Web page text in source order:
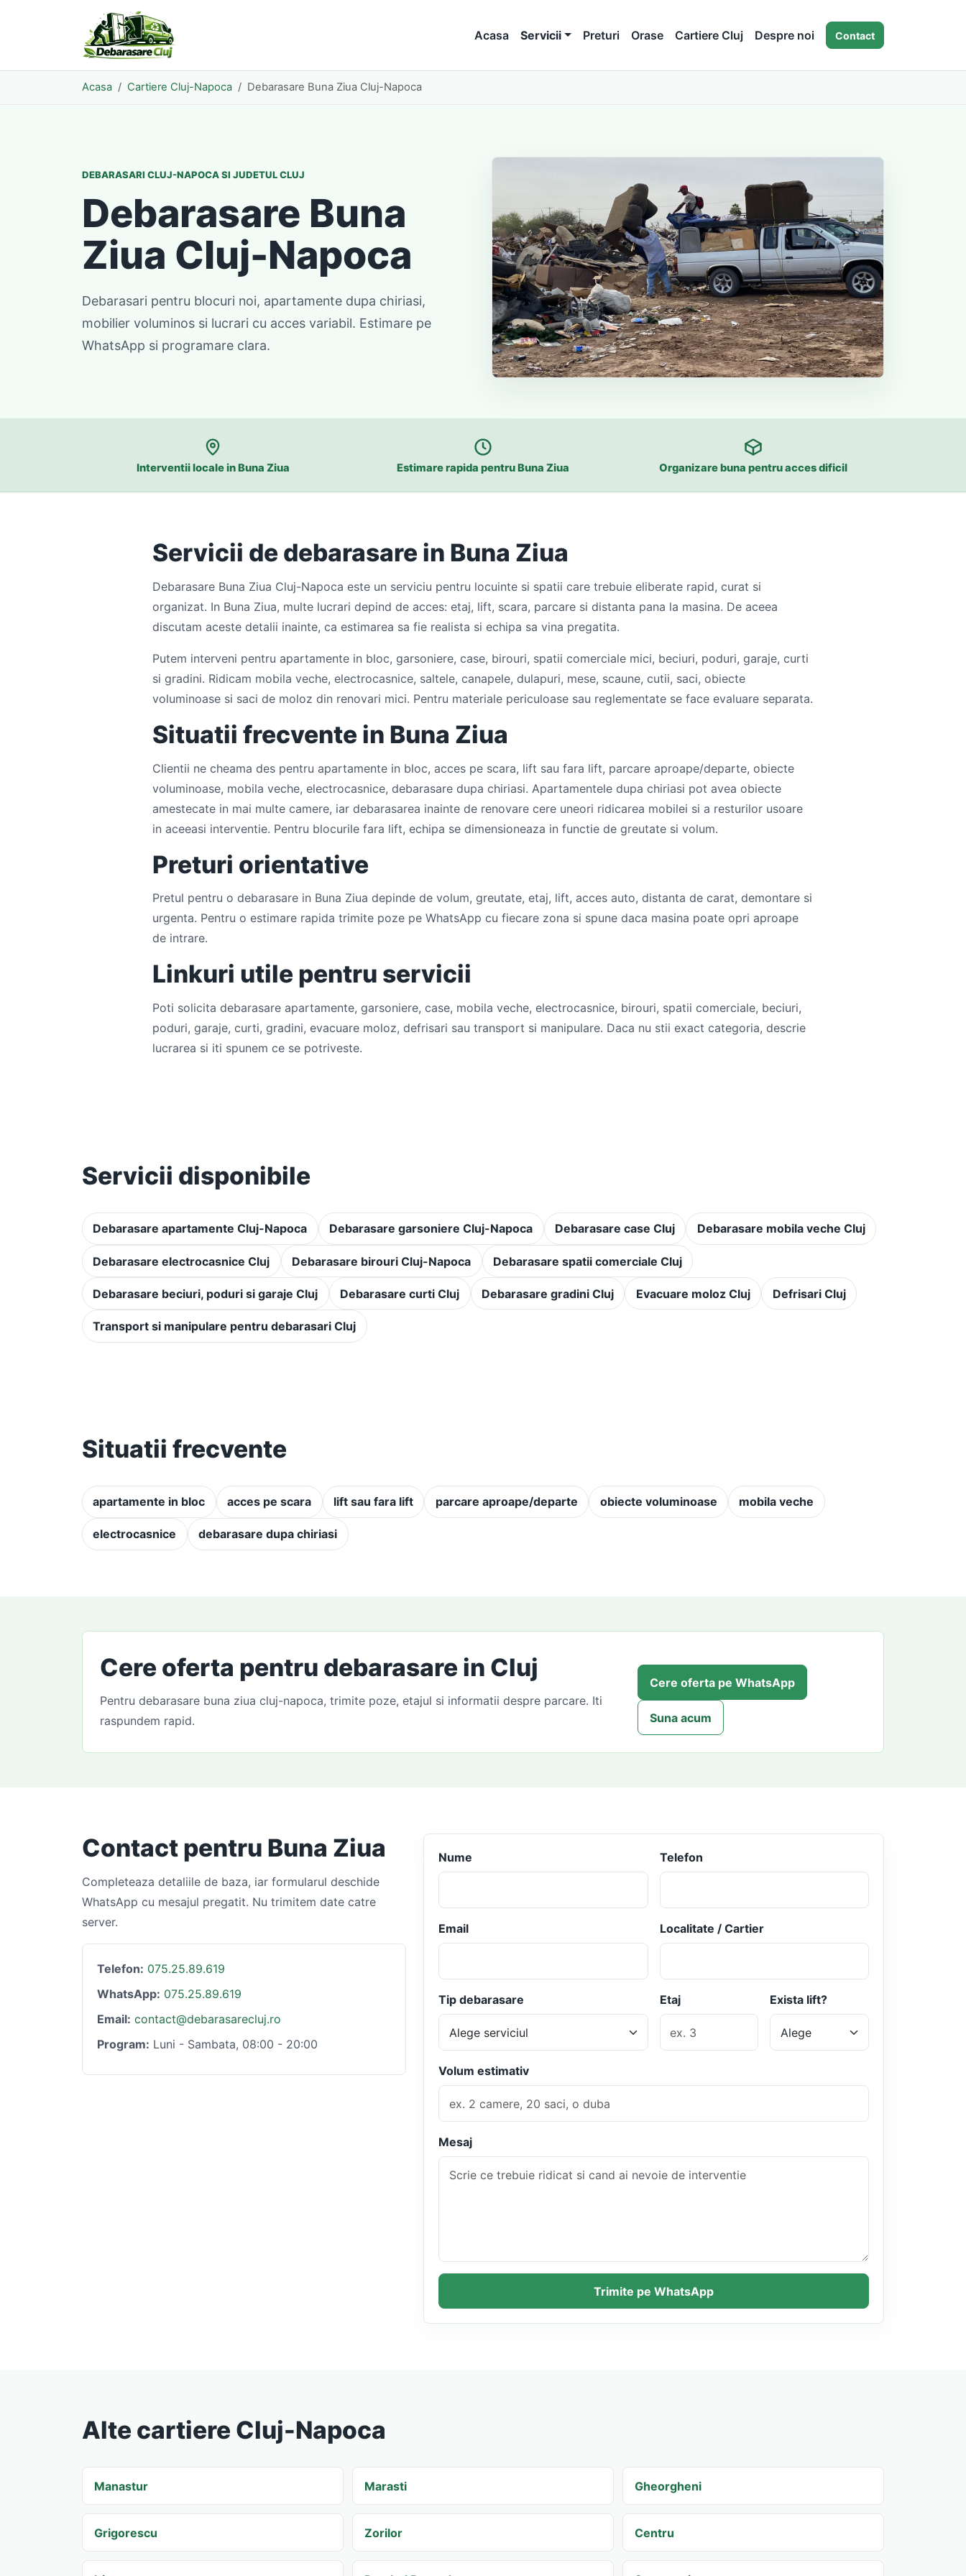
Acasa Servicii Preturi Orase Cartiere Cluj Despre noi Contact
Acasa Cartiere Cluj-Napoca Debarasare Buna Ziua Cluj-Napoca
DEBARASARI CLUJ-NAPOCA SI JUDETUL CLUJ
Debarasare Buna
Ziua Cluj-Napoca
Debarasari pentru blocuri noi, apartamente dupa chiriasi,
mobilier voluminos si lucrari cu acces variabil. Estimare pe
WhatsApp si programare clara.
Interventii locale in Buna Ziua Estimare rapida pentru Buna Ziua Organizare buna pentru acces dificil
Servicii de debarasare in Buna Ziua
Debarasare Buna Ziua Cluj-Napoca este un serviciu pentru locuinte si spatii care trebuie eliberate rapid, curat si
organizat. In Buna Ziua, multe lucrari depind de acces: etaj, lift, scara, parcare si distanta pana la masina. De aceea
discutam aceste detalii inainte, ca estimarea sa fie realista si echipa sa vina pregatita.
Putem interveni pentru apartamente in bloc, garsoniere, case, birouri, spatii comerciale mici, beciuri, poduri, garaje, curti
si gradini. Ridicam mobila veche, electrocasnice, saltele, canapele, dulapuri, mese, scaune, cutii, saci, obiecte
voluminoase si saci de moloz din renovari mici. Pentru materiale periculoase sau reglementate se face evaluare separata.
Situatii frecvente in Buna Ziua
Clientii ne cheama des pentru apartamente in bloc, acces pe scara, lift sau fara lift, parcare aproape/departe, obiecte
voluminoase, mobila veche, electrocasnice, debarasare dupa chiriasi. Apartamentele dupa chiriasi pot avea obiecte
amestecate in mai multe camere, iar debarasarea inainte de renovare cere uneori ridicarea mobilei si a resturilor usoare
in aceeasi interventie. Pentru blocurile fara lift, echipa se dimensioneaza in functie de greutate si volum.
Preturi orientative
Pretul pentru o debarasare in Buna Ziua depinde de volum, greutate, etaj, lift, acces auto, distanta de carat, demontare si
urgenta. Pentru o estimare rapida trimite poze pe WhatsApp cu fiecare zona si spune daca masina poate opri aproape
de intrare.
Linkuri utile pentru servicii
Poti solicita debarasare apartamente, garsoniere, case, mobila veche, electrocasnice, birouri, spatii comerciale, beciuri,
poduri, garaje, curti, gradini, evacuare moloz, defrisari sau transport si manipulare. Daca nu stii exact categoria, descrie
lucrarea si iti spunem ce se potriveste.
Servicii disponibile
Debarasare apartamente Cluj-Napoca Debarasare garsoniere Cluj-Napoca Debarasare case Cluj Debarasare mobila veche Cluj
Debarasare electrocasnice Cluj Debarasare birouri Cluj-Napoca Debarasare spatii comerciale Cluj
Debarasare beciuri, poduri si garaje Cluj Debarasare curti Cluj Debarasare gradini Cluj Evacuare moloz Cluj Defrisari Cluj
Transport si manipulare pentru debarasari Cluj
Situatii frecvente
apartamente in bloc acces pe scara lift sau fara lift parcare aproape/departe obiecte voluminoase mobila veche
electrocasnice debarasare dupa chiriasi
Cere oferta pentru debarasare in Cluj
Pentru debarasare buna ziua cluj-napoca, trimite poze, etajul si informatii despre parcare. Iti
raspundem rapid.
Cere oferta pe WhatsApp
Suna acum
Contact pentru Buna Ziua
Completeaza detaliile de baza, iar formularul deschide
WhatsApp cu mesajul pregatit. Nu trimitem date catre
server.
Telefon: 075.25.89.619
WhatsApp: 075.25.89.619
Email: contact@debarasarecluj.ro
Program: Luni - Sambata, 08:00 - 20:00
Nume Telefon
Email Localitate / Cartier
Tip debarasare Etaj Exista lift?
Volum estimativ
Mesaj
Trimite pe WhatsApp
Alte cartiere Cluj-Napoca
Manastur Marasti Gheorgheni
Grigorescu Zorilor Centru